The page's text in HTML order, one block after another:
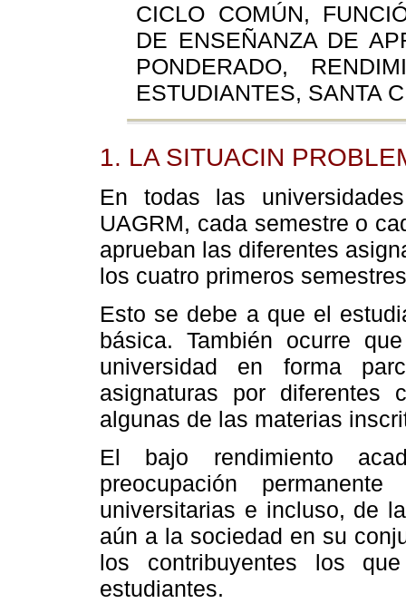
CICLO COMÚN,
DE ENSEÑANZA DE
PONDERADO,
ESTUDIANTES, SANTA
1. LA SITUACIN
En todas las
UAGRM, cada semestre o
aprueban las diferentes
los cuatro primeros
Esto se debe a que el
básica. También ocurre
universidad en forma
asignaturas por diferentes
algunas de las materias
El bajo rendimiento
preocupación
universitarias e incluso, de
aún a la sociedad en su
los contribuyentes los
estudiantes.